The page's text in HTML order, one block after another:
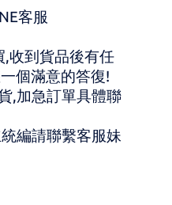
客服
收到貨品後有任
個滿意的答復!
,加急訂單具體聯
編請聯繫客服妹